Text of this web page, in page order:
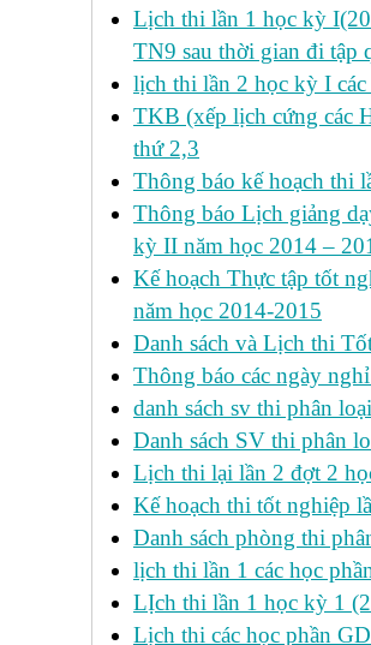
Lịch thi lần 1 học kỳ
TN9 sau thời gian đi tập
lịch thi lần 2 học kỳ I
TKB (xếp lịch cứng các
thứ 2,3
Thông báo kế hoạch thi
Thông báo Lịch giảng
kỳ II năm học 2014 –
Kế hoạch Thực tập tốt
năm học 2014-2015
Danh sách và Lịch thi
Thông báo các ngày
danh sách sv thi phân
Danh sách SV thi phân
Lịch thi lại lần 2 đợt 2
Kế hoạch thi tốt nghiệp
Danh sách phòng thi
lịch thi lần 1 các học
LỊch thi lần 1 học kỳ 1
Lịch thi các học phần